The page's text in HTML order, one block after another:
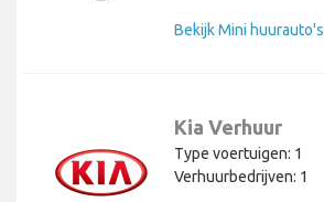
Bekijk Mini huurauto's
Kia Verhuur
Type voertuigen: 1
Verhuurbedrijven: 1